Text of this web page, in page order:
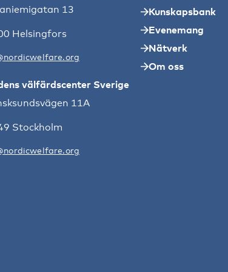
13
Helsingfors
välfärdscenter Sverige
11A
Stockholm
Kunskapsbank
Evenemang
Nätverk
Om oss